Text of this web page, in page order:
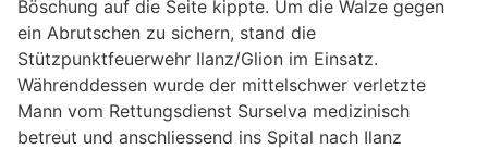
Böschung auf die Seite kippte. Um die Walze gegen
ein Abrutschen zu sichern, stand die
Stützpunktfeuerwehr Ilanz/Glion im Einsatz.
Währenddessen wurde der mittelschwer verletzte
Mann vom Rettungsdienst Surselva medizinisch
betreut und anschliessend ins Spital nach Ilanz